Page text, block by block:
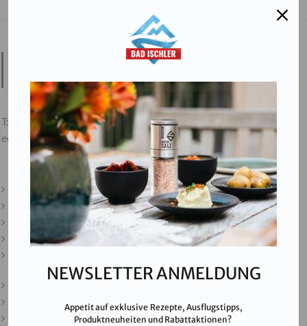
Salinen Austria Aktiengesellschaft
4802 Ebensee am Traunsee,AUSTRIA
T:
+43 676 87812208
ecommerce@salinen.com
Kontakt
Downloads
Presse
Partner & Friends
NEWSLETTER ANMELDUNG
Appetit auf exklusive Rezepte, Ausflugstipps,
Produktneuheiten und Rabattaktionen?